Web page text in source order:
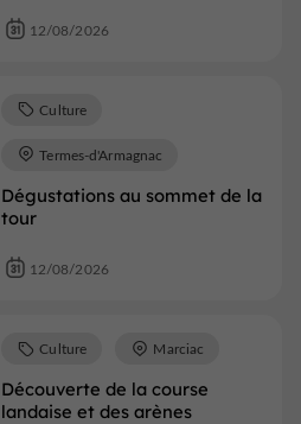
12/08/2026
Dégustations au sommet de la
tour
Culture
Termes-d'Armagnac
12/08/2026
Découverte de la course
landaise et des arènes
Culture Marciac